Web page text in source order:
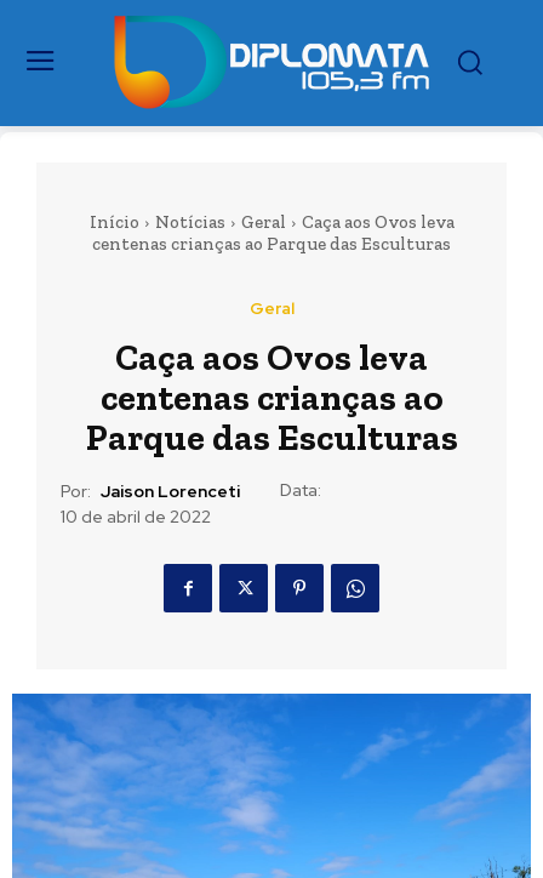
Início Notícias Geral
Caça aos Ovos leva
centenas crianças ao Parque das Esculturas
Geral
Caça aos Ovos leva
centenas crianças ao
Parque das Esculturas
Por: Jaison Lorenceti
Data:
10 de abril de 2022